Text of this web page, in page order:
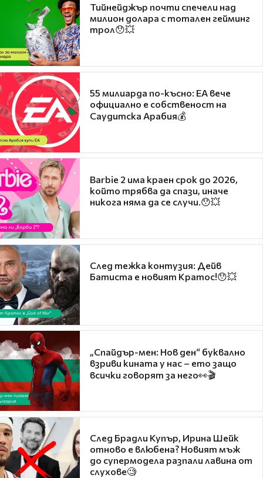
Тийнейджър почти спечели над
милион долара с тотален гейминг
трол😯💥
55 милиарда по-късно: EA вече
официално е собственост на
Саудитска Арабия💰
Barbie 2 има краен срок до 2026,
който трябва да спази, иначе
никога няма да се случи.😯💥
След тежка контузия: Дейв
Батиста е новият Кратос!😯💥
„Спайдър-мен: Нов ден“ буквално
взриви кината у нас – ето защо
всички говорят за него👀🎬
След Брадли Купър, Ирина Шейк
отново е влюбена? Новият мъж
до супермодела разпали лавина от
слухове🧐